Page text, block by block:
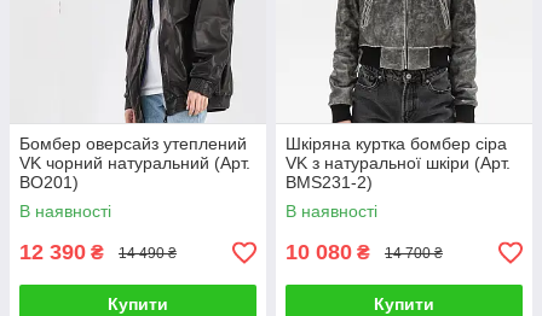
Бомбер оверсайз утеплений
VK чорний натуральний (Арт.
BO201)
В наявності
12 390 ₴ 14 490 ₴
Купити
Шкіряна куртка бомбер сіра
VK з натуральної шкіри (Арт.
BMS231-2)
В наявності
10 080 ₴ 14 700 ₴
Купити